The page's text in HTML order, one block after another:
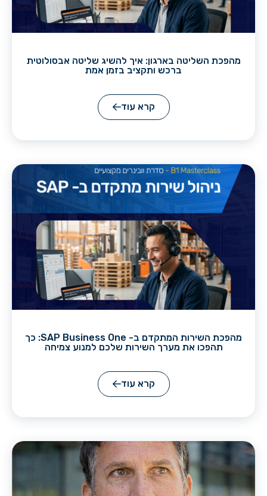
מהפכת השליטה בארגון: איך להשיג שליטה אבסולוטית
ברכש ותקציב בזמן אמת
קרא עוד
מהפכת השירות המתקדם ב- SAP Business One: כך
תהפכו את מערך השירות שלכם למנוע צמיחה
קרא עוד